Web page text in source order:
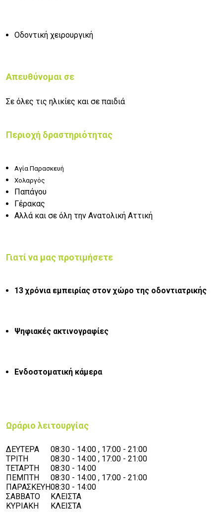
Οδοντική χειρουργική
Απευθύνομαι σε
Σε όλες τις ηλικίες και σε παιδιά
Περιοχή δραστηριότητας
Αγία Παρασκευή
Χολαργός
Παπάγου
Γέρακας
Αλλά και σε όλη την Ανατολική Αττική
Γιατί να μας προτιμήσετε
13 χρόνια εμπειρίας στον χώρο της οδοντιατρικής
Ψηφιακές ακτινογραφίες
Ενδοστοματική κάμερα
Ωράριο λειτουργίας
ΔΕΥΤΕΡΑ
08:30 - 14:00 , 17:00 - 21:00
ΤΡΙΤΗ
08:30 - 14:00 , 17:00 - 21:00
ΤΕΤΑΡΤΗ
08:30 - 14:00
ΠΕΜΠΤΗ
08:30 - 14:00 , 17:00 - 21:00
ΠΑΡΑΣΚΕΥΗ08:30 - 14:00
ΣΑΒΒΑΤΟ
ΚΛΕΙΣΤΑ
ΚΥΡΙΑΚΗ
ΚΛΕΙΣΤΑ